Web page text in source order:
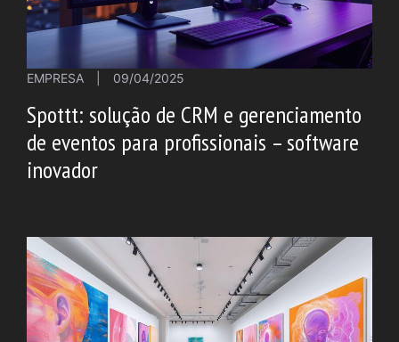
EMPRESA 09/04/2025
Spottt: solução de CRM e gerenciamento
de eventos para profissionais – software
inovador